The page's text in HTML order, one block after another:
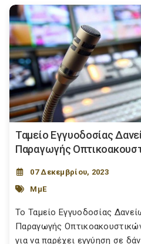
Ταμείο Εγγυοδοσίας
Παραγωγής
07 Δεκεμβρίου, 2023
ΜμΕ
Το Ταμείο Εγγυοδοσίας
Παραγωγής
για να παρέχει εγγύηση σε